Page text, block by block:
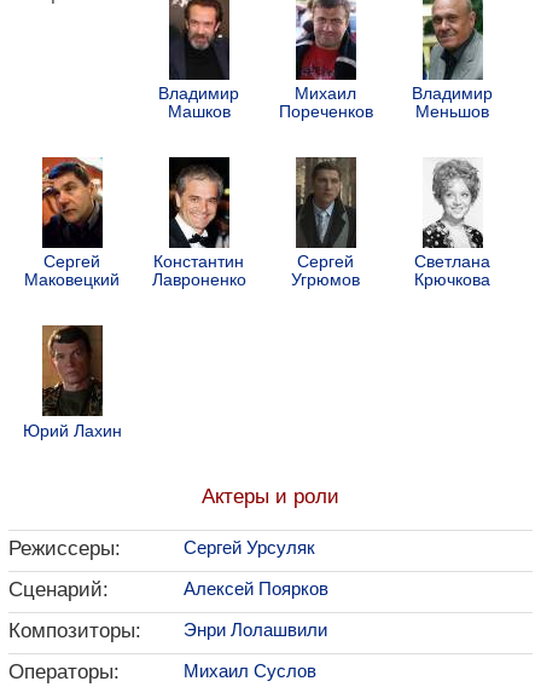
Владимир
Машков
Михаил
Пореченков
Владимир
Меньшов
Сергей
Маковецкий
Константин
Лавроненко
Сергей
Угрюмов
Светлана
Крючкова
Юрий Лахин
Актеры и роли
Режиссеры: Сергей Урсуляк
Сценарий: Алексей Поярков
Композиторы: Энри Лолашвили
Операторы: Михаил Суслов